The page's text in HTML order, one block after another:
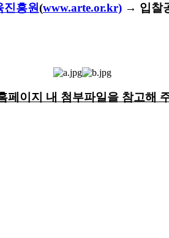
흥원(www.arte.or.kr) → 입찰
페이지 내 첨부파일을 참고해